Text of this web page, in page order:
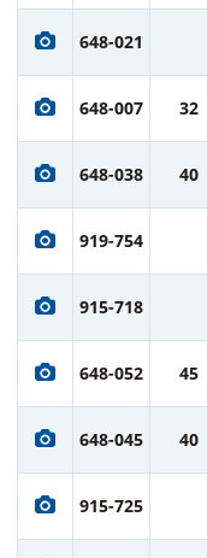
648-021
648-007 32
648-038 40
919-754
915-718
648-052 45
648-045 40
915-725